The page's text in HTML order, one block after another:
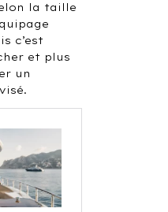
la taille
c’est
et plus
un